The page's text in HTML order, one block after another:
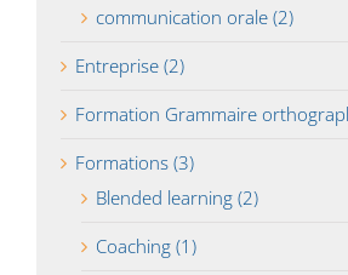
communication orale (2)
Entreprise (2)
Formation Grammaire
Formations (3)
Blended learning (2)
Coaching (1)